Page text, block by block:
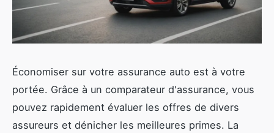
Économiser sur votre assurance auto est à votre
portée. Grâce à un comparateur d'assurance, vous
pouvez rapidement évaluer les offres de divers
assureurs et dénicher les meilleures primes. La